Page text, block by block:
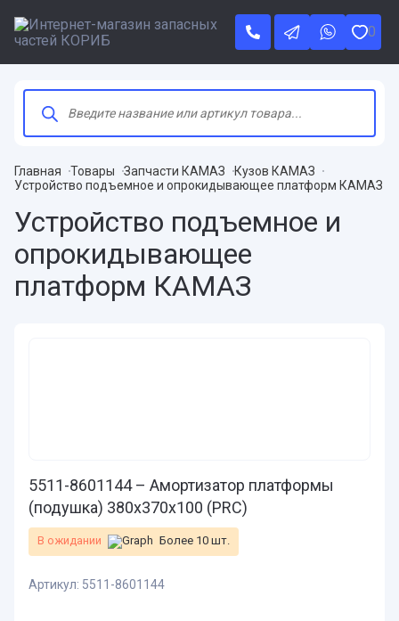
0
Поиск
товаров
Главная Товары Запчасти КАМАЗ
Кузов КАМАЗ
Устройство подъемное и опрокидывающее платформ КАМАЗ
Устройство подъемное и
опрокидывающее
платформ КАМАЗ
5511-8601144 – Амортизатор платформы
(подушка) 380х370х100 (PRC)
В ожидании Более 10 шт.
Артикул: 5511-8601144